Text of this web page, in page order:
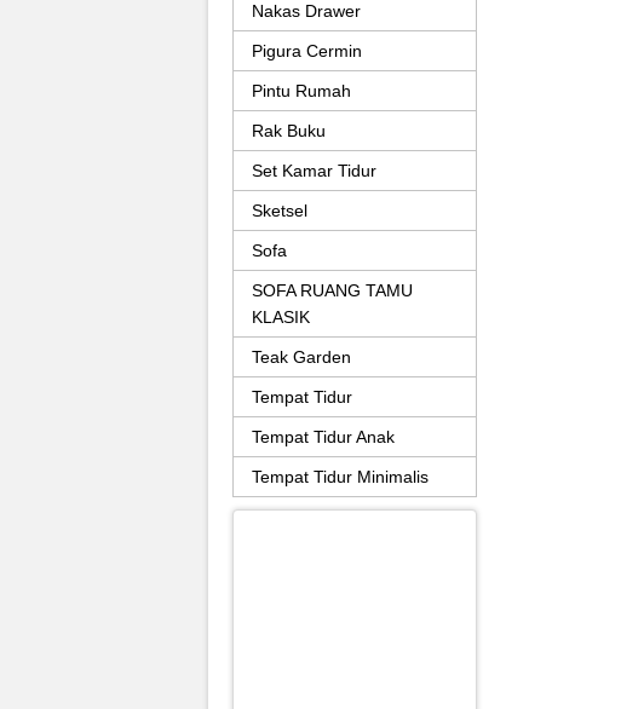
Nakas Drawer
Pigura Cermin
Pintu Rumah
Rak Buku
Set Kamar Tidur
Sketsel
Sofa
SOFA RUANG TAMU
KLASIK
Teak Garden
Tempat Tidur
Tempat Tidur Anak
Tempat Tidur Minimalis